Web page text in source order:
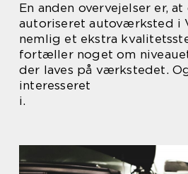
En anden overvejelser er,
autoriseret autoværksted i
nemlig et ekstra
fortæller noget om
der laves på værkstedet.
interesseret
i.